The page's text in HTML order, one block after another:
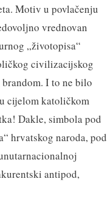
Motiv u povlačenju
vrednovan
„životopisa“
civilizacijskog
I to ne bilo
cijelom katoličkom
Dakle, simbola pod
hrvatskog naroda, pod
antipod,